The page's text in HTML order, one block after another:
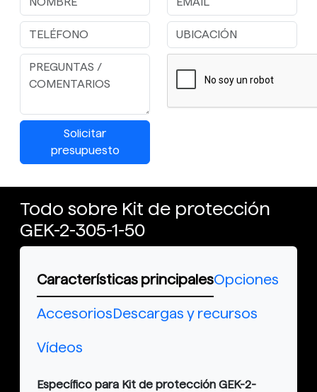
Solicitar
presupuesto
Todo sobre Kit de protección
GEK-2-305-1-50
Características principalesOpciones
AccesoriosDescargas y recursos
Vídeos
Específico para Kit de protección GEK-2-